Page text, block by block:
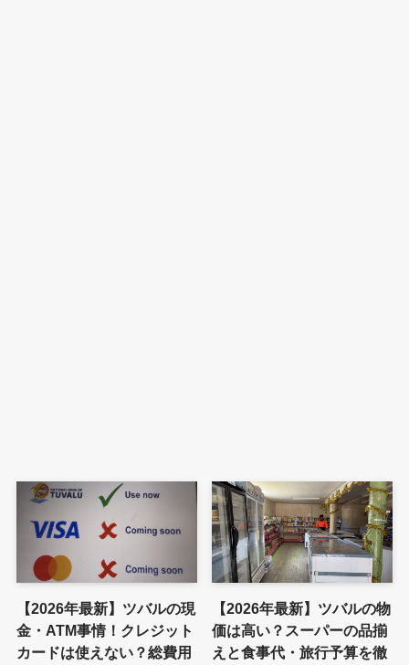
【2026年最新】ツバルの現
金・ATM事情！クレジット
カードは使えない？総費用
【2026年最新】ツバルの物
価は高い？スーパーの品揃
えと食事代・旅行予算を徹